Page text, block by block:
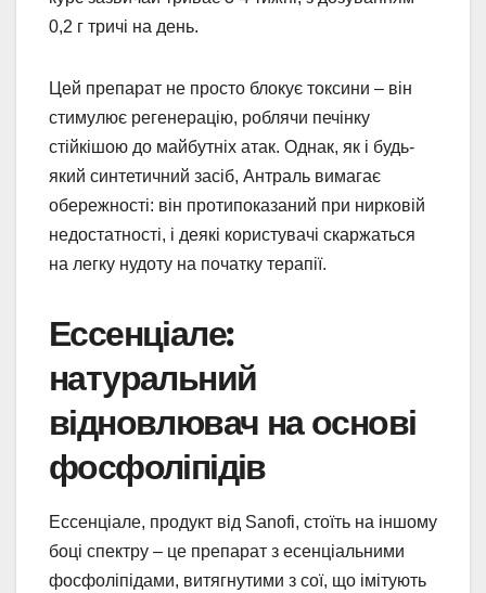
0,2 г тричі на день.
Цей препарат не просто блокує токсини – він
стимулює регенерацію, роблячи печінку
стійкішою до майбутніх атак. Однак, як і будь-
який синтетичний засіб, Антраль вимагає
обережності: він протипоказаний при нирковій
недостатності, і деякі користувачі скаржаться
на легку нудоту на початку терапії.
Ессенціале:
натуральний
відновлювач на основі
фосфоліпідів
Ессенціале, продукт від Sanofi, стоїть на іншому
боці спектру – це препарат з есенціальними
фосфоліпідами, витягнутими з сої, що імітують